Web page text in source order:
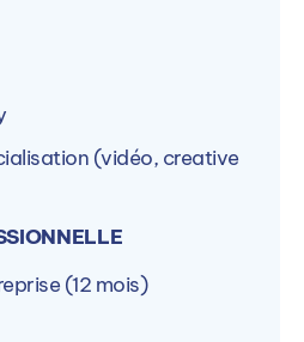
(vidéo, creative
(12 mois)